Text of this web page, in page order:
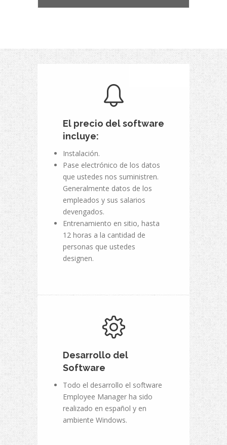
El precio del software
incluye:
Instalación.
Pase electrónico de los datos
que ustedes nos suministren.
Generalmente datos de los
empleados y sus salarios
devengados.
Entrenamiento en sitio, hasta
12 horas a la cantidad de
personas que ustedes
designen.
Desarrollo del
Software
Todo el desarrollo el software
Employee Manager ha sido
realizado en español y en
ambiente Windows.